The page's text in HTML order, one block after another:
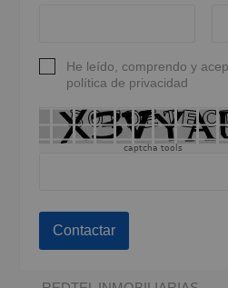
He leído, comprendo y
política de privacidad
captcha tools
Contactar